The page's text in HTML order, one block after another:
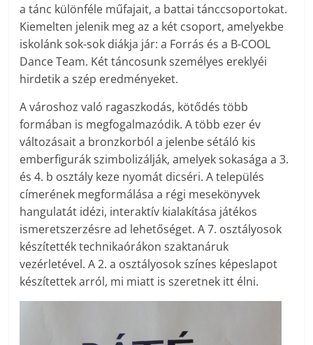
a tánc különféle műfajait, a battai tánccsoportokat.
Kiemelten jelenik meg az a két csoport, amelyekbe
iskolánk sok-sok diákja jár: a Forrás és a B-COOL
Dance Team. Két táncosunk személyes ereklyéi
hirdetik a szép eredményeket.
A városhoz való ragaszkodás, kötődés több
formában is megfogalmazódik. A több ezer év
változásait a bronzkorból a jelenbe sétáló kis
emberfigurák szimbolizálják, amelyek sokasága a 3.
és 4. b osztály keze nyomát dicséri. A település
címerének megformálása a régi mesekönyvek
hangulatát idézi, interaktív kialakítása játékos
ismeretszerzésre ad lehetőséget. A 7. osztályosok
készítették technikaórákon szaktanáruk
vezérletével. A 2. a osztályosok színes képeslapot
készítettek arról, mi miatt is szeretnek itt élni.